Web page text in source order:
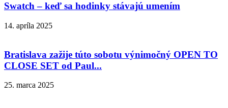
Swatch – keď sa hodinky stávajú umením
14. apríla 2025
Bratislava zažije túto sobotu výnimočný OPEN TO
CLOSE SET od Paul...
25. marca 2025